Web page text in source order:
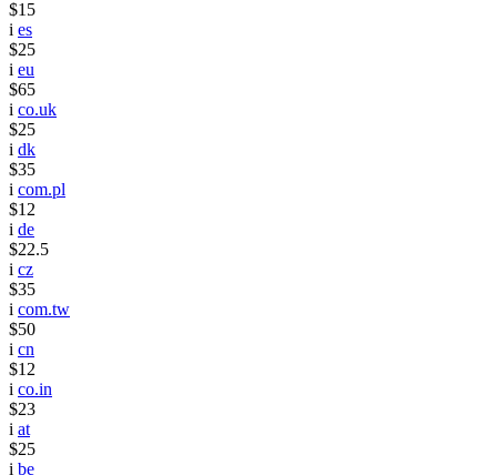
$15
i es
$25
i eu
$65
i co.uk
$25
i dk
$35
i com.pl
$12
i de
$22.5
i cz
$35
i com.tw
$50
i cn
$12
i co.in
$23
i at
$25
i be